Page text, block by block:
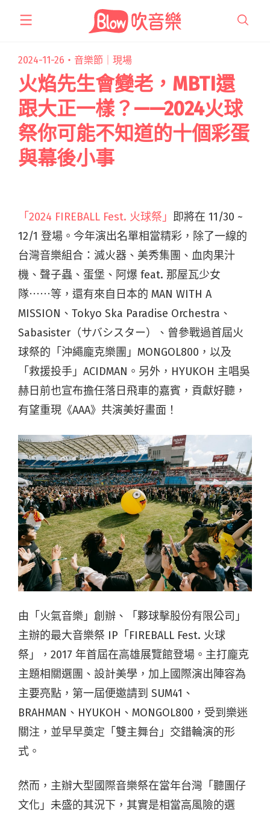
2024-11-26・ 音樂節｜現場
火焰先生會變老，MBTI還
跟大正一樣？——2024火球
祭你可能不知道的十個彩蛋
與幕後小事
「2024 FIREBALL Fest. 火球祭」 即將在 11/30 ~
12/1 登場。今年演出名單相當精彩，除了一線的
台灣音樂組合：滅火器、美秀集團、血肉果汁
機、聲子蟲、蛋堡、阿爆 feat. 那屋瓦少女
隊⋯⋯等，還有來自日本的 MAN WITH A
MISSION、Tokyo Ska Paradise Orchestra、
Sabasister（サバシスター）、曾參戰過首屆火
球祭的「沖繩龐克樂團」MONGOL800，以及
「救援投手」ACIDMAN。另外，HYUKOH 主唱吳
赫日前也宣布擔任落日飛車的嘉賓，貢獻好聽，
有望重現《AAA》共演美好畫面！
由「火氣音樂」創辦、「夥球擊股份有限公司」
主辦的最大音樂祭 IP「FIREBALL Fest. 火球
祭」，2017 年首屆在高雄展覽館登場。主打龐克
主題相關選團、設計美學，加上國際演出陣容為
主要亮點，第一屆便邀請到 SUM41、
BRAHMAN、HYUKOH、MONGOL800，受到樂迷
關注，並早早奠定「雙主舞台」交錯輪演的形
式。
然而，主辦大型國際音樂祭在當年台灣「聽團仔
文化」未盛的其況下，其實是相當高風險的選